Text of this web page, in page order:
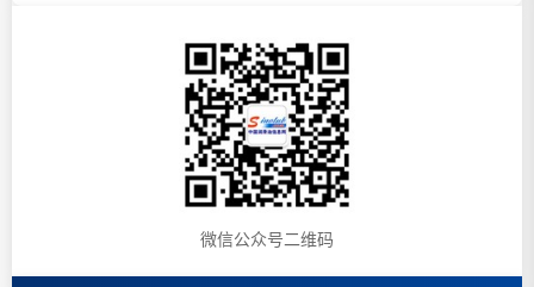
微信公众号二维码